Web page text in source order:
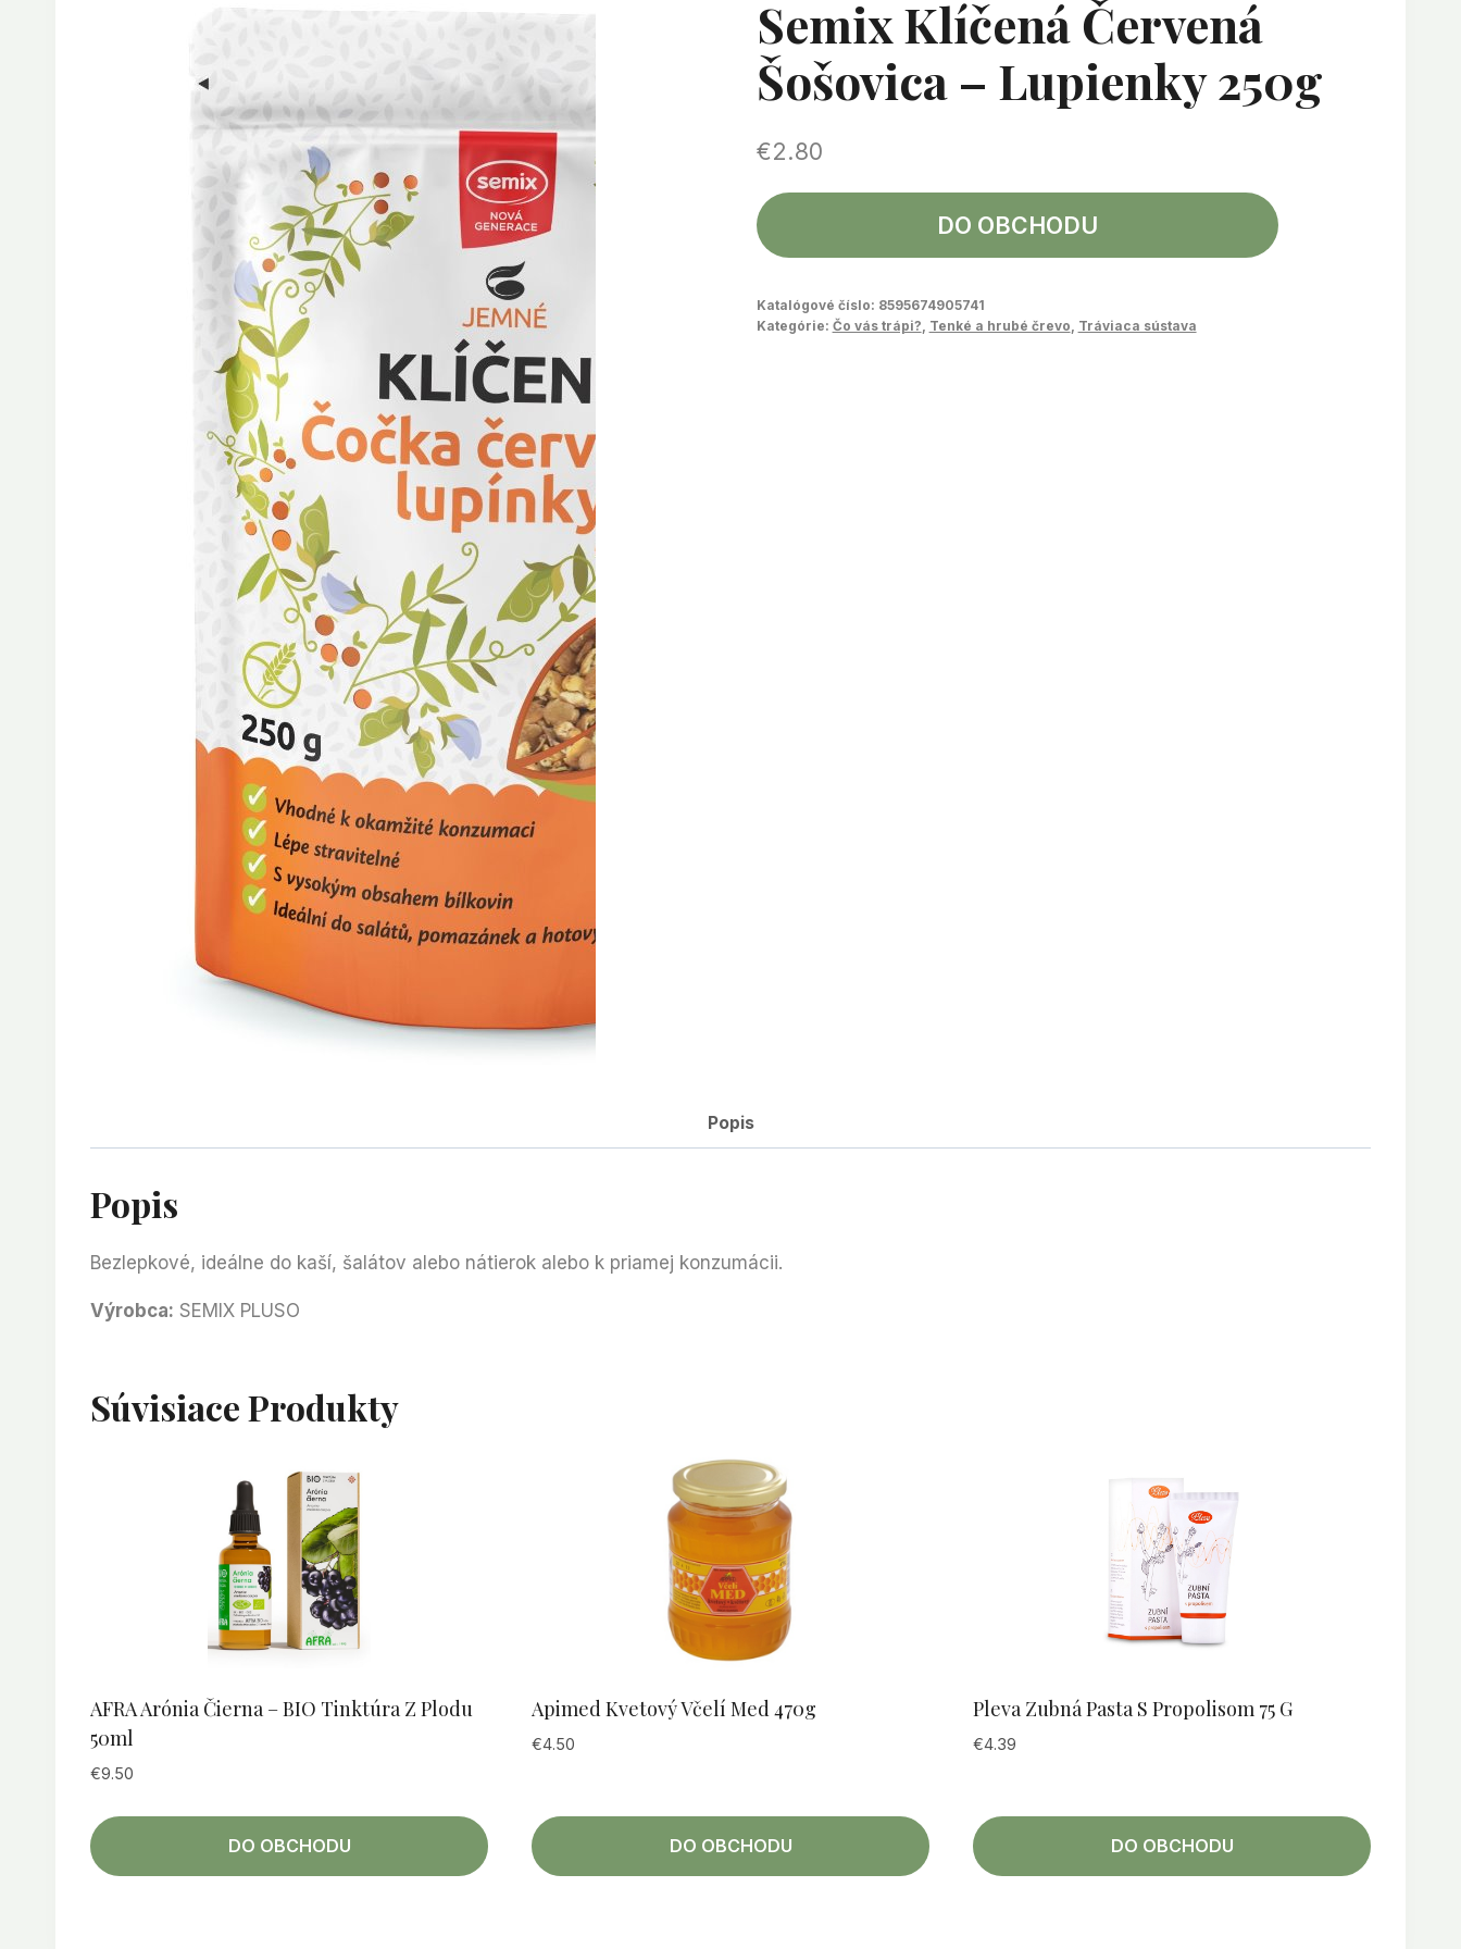
Semix Klíčená Červená
Šošovica – Lupienky 250g
€2.80
DO OBCHODU
Katalógové číslo: 8595674905741
Kategórie: Čo vás trápi? Tenké a hrubé črevo Tráviaca sústava
Popis
Popis
Bezlepkové, ideálne do kaší, šalátov alebo nátierok alebo k priamej konzumácii.
Výrobca: SEMIX PLUSO
Súvisiace Produkty
AFRA Arónia Čierna – BIO Tinktúra Z Plodu
50ml
€9.50
DO OBCHODU
Apimed Kvetový Včelí Med 470g
€4.50
DO OBCHODU
Pleva Zubná Pasta S Propolisom 75 G
€4.39
DO OBCHODU